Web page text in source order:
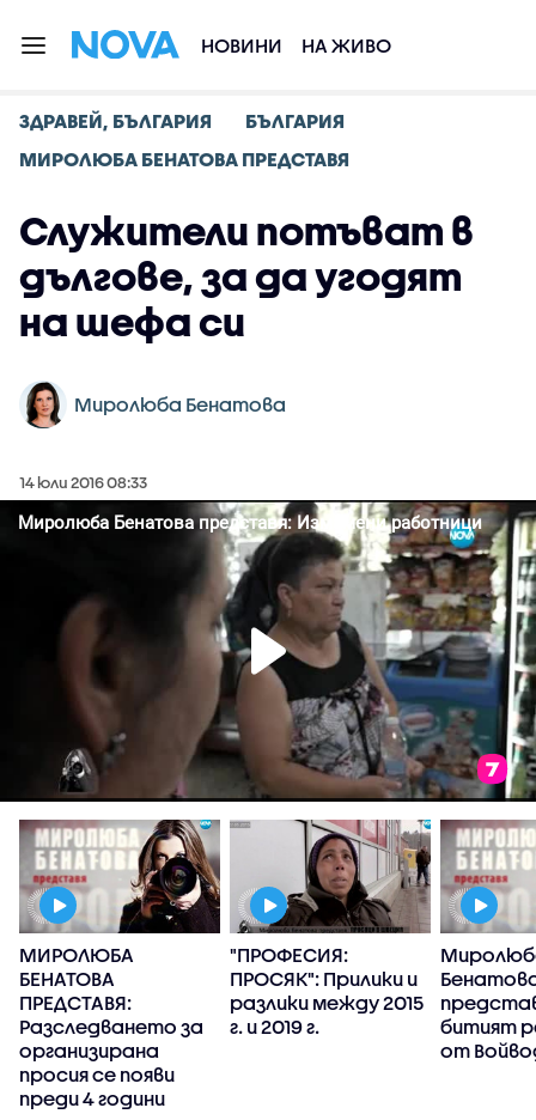
НОВИНИ НА ЖИВО
ЗДРАВЕЙ, БЪЛГАРИЯ
БЪЛГАРИЯ
МИРОЛЮБА БЕНАТОВА ПРЕДСТАВЯ
Служители потъват в
дългове, за да угодят
на шефа си
Миролюба Бенатова
14 юли 2016 08:33
МИРОЛЮБА
БЕНАТОВА
ПРЕДСТАВЯ:
Разследването за
организирана
просия се появи
преди 4 години
"ПРОФЕСИЯ:
ПРОСЯК": Прилики и
разлики между 2015
г. и 2019 г.
битият
от